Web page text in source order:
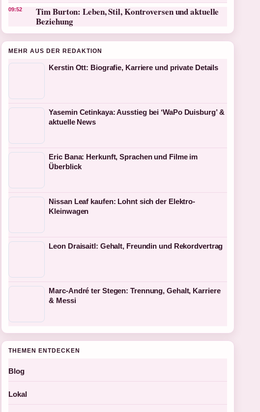
09:52
Tim Burton: Leben, Stil, Kontroversen und aktuelle
Beziehung
MEHR AUS DER REDAKTION
Kerstin Ott: Biografie, Karriere und private Details
Yasemin Cetinkaya: Ausstieg bei ‘WaPo Duisburg’ &
aktuelle News
Eric Bana: Herkunft, Sprachen und Filme im
Überblick
Nissan Leaf kaufen: Lohnt sich der Elektro-
Kleinwagen
Leon Draisaitl: Gehalt, Freundin und Rekordvertrag
Marc-André ter Stegen: Trennung, Gehalt, Karriere
& Messi
THEMEN ENTDECKEN
Blog
Lokal